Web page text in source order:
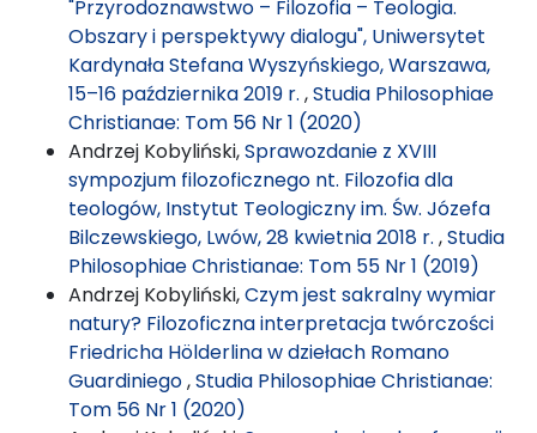
"Przyrodoznawstwo – Filozofia – Teologia.
Obszary i perspektywy dialogu", Uniwersytet
Kardynała Stefana Wyszyńskiego, Warszawa,
15–16 października 2019 r. ,Studia Philosophiae
Christianae: Tom 56 Nr 1 (2020)
Andrzej Kobyliński,Sprawozdanie z XVIII
sympozjum filozoficznego nt. Filozofia dla
teologów, Instytut Teologiczny im. Św. Józefa
Bilczewskiego, Lwów, 28 kwietnia 2018 r. ,Studia
Philosophiae Christianae: Tom 55 Nr 1 (2019)
Andrzej Kobyliński,Czym jest sakralny wymiar
natury? Filozoficzna interpretacja twórczości
Friedricha Hölderlina w dziełach Romano
Guardiniego,Studia Philosophiae Christianae:
Tom 56 Nr 1 (2020)